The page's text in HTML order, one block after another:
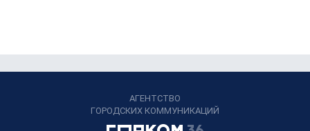
АГЕНТСТВО
ГОРОДСКИХ КОММУНИКАЦИЙ